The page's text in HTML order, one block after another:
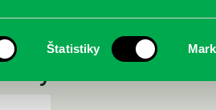
Štatistiky
Výnimočný
vesmíru